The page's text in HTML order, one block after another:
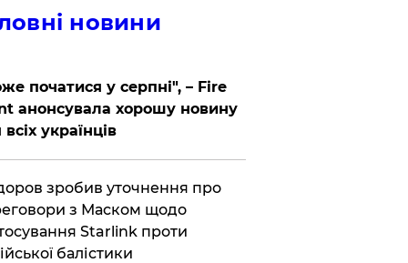
новини
початися у серпні", – Fire
анонсувала хорошу новину
українців
зробив уточнення про
з Маском щодо
Starlink проти
балістики